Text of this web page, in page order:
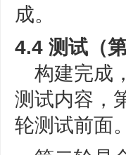
成。
4.4 测试（第
构建完成
测试内容，
轮测试前面。